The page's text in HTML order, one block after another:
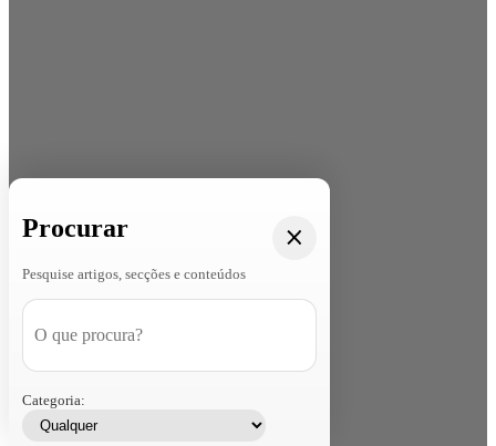
Procurar
Pesquise artigos, secções e conteúdos
Categoria: